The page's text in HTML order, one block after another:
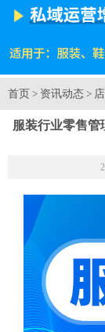
首页 > 资讯动态 >
服装行业零售